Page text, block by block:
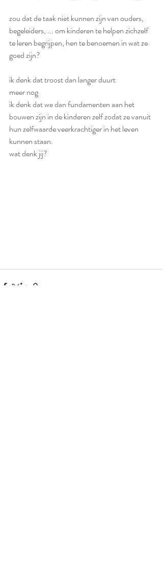
zou dat de taak niet kunnen zijn van ouders,
begeleiders, ... om kinderen te helpen zichzelf
te leren begrijpen, hen te benoemen in wat ze
goed zijn?
ik denk dat troost dan langer duurt
meer nog
ik denk dat we dan fundamenten aan het
bouwen zijn in de kinderen zelf zodat ze vanuit
hun zelfwaarde veerkrachtiger in het leven
kunnen staan.
wat denk jij?